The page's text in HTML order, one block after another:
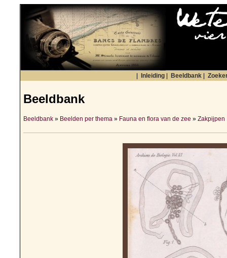
Inleiding Beeldbank
Beeldbank
Beeldbank » Beelden per thema » Fauna en flora van de zee » Zakpijpen